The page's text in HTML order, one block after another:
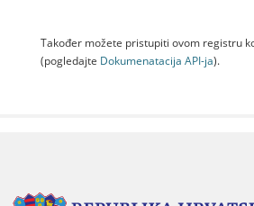
Također možete pristupiti ovom registru
(pogledajte Dokumenаtаcijа API-jа).